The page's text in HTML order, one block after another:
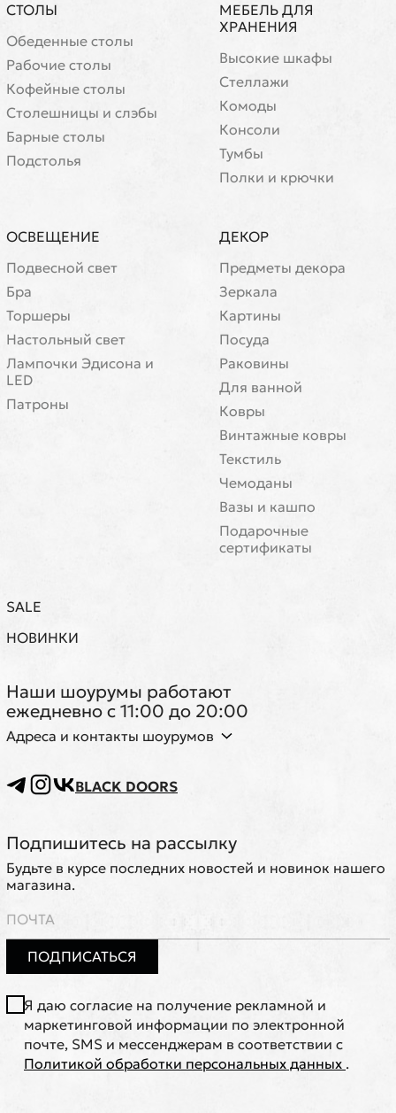
СТОЛЫ
Обеденные столы
Рабочие столы
Кофейные столы
Cтолешницы и слэбы
Барные столы
Подстолья
МЕБЕЛЬ ДЛЯ
ХРАНЕНИЯ
Высокие шкафы
Стеллажи
Комоды
Консоли
Тумбы
Полки и крючки
ОСВЕЩЕНИЕ
Подвесной свет
Бра
Торшеры
Настольный свет
Лампочки Эдисона и
LED
Патроны
ДЕКОР
Предметы декора
Зеркала
Картины
Посуда
Раковины
Для ванной
Ковры
Винтажные ковры
Текстиль
Чемоданы
Вазы и кашпо
Подарочные
сертификаты
SALE
НОВИНКИ
Наши шоурумы работают
ежедневно с 11:00 до 20:00
Адреса и контакты шоурумов
BLACK DOORS
Подпишитесь на рассылку
Будьте в курсе последних новостей и новинок нашего
магазина.
ПОДПИСАТЬСЯ
Я даю согласие на получение рекламной и
маркетинговой информации по электронной
почте, SMS и мессенджерам в соответствии с
Политикой обработки персональных данных .